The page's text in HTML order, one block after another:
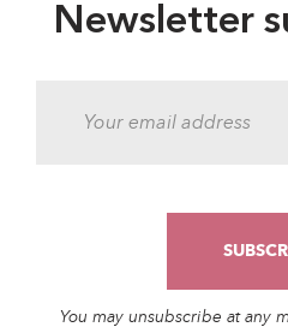
Newsletter
You may unsubscribe at any